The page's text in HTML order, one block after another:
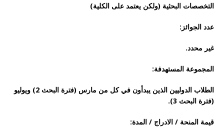
التخصصات البحثية (ولكن يعتمد على الكلية)
عدد الجوائز:
غير محدد.
المجموعة المستهدفة:
الطلاب الدوليين الذين يبدأون في كل من مارس (فترة البحث 2) ويوليو
(فترة البحث 3).
قيمة المنحة / الادراج / المدة: